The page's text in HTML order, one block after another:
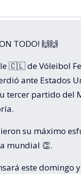
TODO! 🙌🙌
🇨🇱 de Vóleibol
ante Estados
tercer partido del
su máximo
mundial 👏.
este domingo